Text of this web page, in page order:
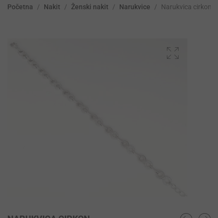
Početna / Nakit / Ženski nakit / Narukvice / Narukvica cirkon